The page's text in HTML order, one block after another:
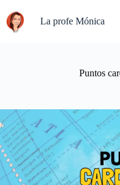
contenido
La profe Mónica
Puntos